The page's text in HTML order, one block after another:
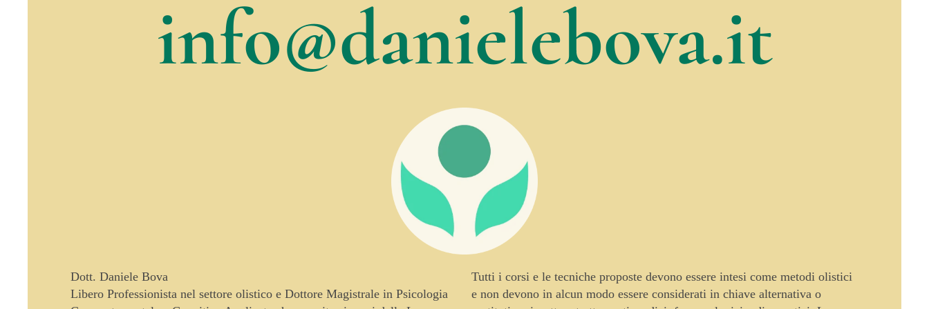
info@danielebova.it
Dott. Daniele Bova
Libero Professionista nel settore olistico e Dottore Magistrale in Psicologia
Tutti i corsi e le tecniche proposte devono essere intesi come metodi olistici
e non devono in alcun modo essere considerati in chiave alternativa o